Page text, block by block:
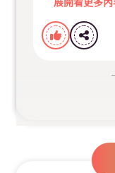
廳 #幸福從這裡
場地推薦